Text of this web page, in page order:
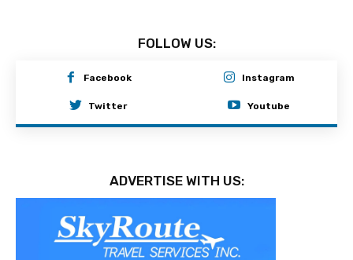
FOLLOW US:
Facebook Instagram
Twitter Youtube
ADVERTISE WITH US: